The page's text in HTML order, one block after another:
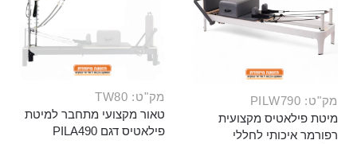
מק"ט: PILW790
מיטת פילאטיס מקצועית
רפורמר איכותי לחללי
מק"ט: TW80
טאור מקצועי מתחבר למיטת
פילאטיס דגם PILA490